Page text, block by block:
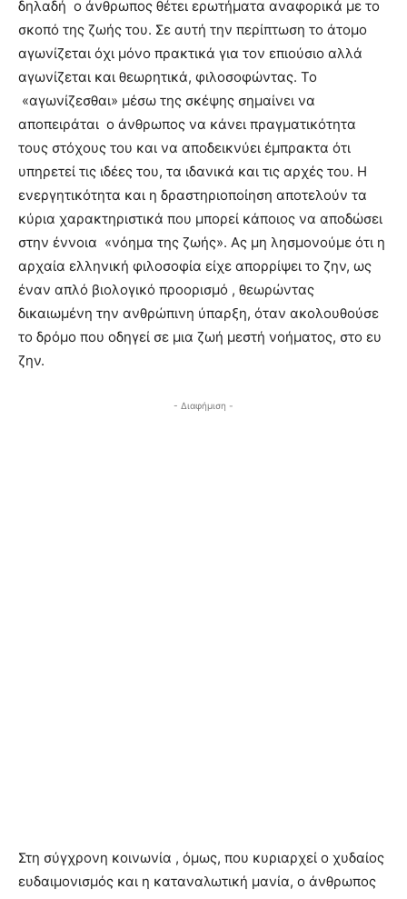
δηλαδή ο άνθρωπος θέτει ερωτήματα αναφορικά με το
σκοπό της ζωής του. Σε αυτή την περίπτωση το άτομο
αγωνίζεται όχι μόνο πρακτικά για τον επιούσιο αλλά
αγωνίζεται και θεωρητικά, φιλοσοφώντας. Το
«αγωνίζεσθαι» μέσω της σκέψης σημαίνει να
αποπειράται ο άνθρωπος να κάνει πραγματικότητα
τους στόχους του και να αποδεικνύει έμπρακτα ότι
υπηρετεί τις ιδέες του, τα ιδανικά και τις αρχές του. Η
ενεργητικότητα και η δραστηριοποίηση αποτελούν τα
κύρια χαρακτηριστικά που μπορεί κάποιος να αποδώσει
στην έννοια «νόημα της ζωής». Ας μη λησμονούμε ότι η
αρχαία ελληνική φιλοσοφία είχε απορρίψει το ζην, ως
έναν απλό βιολογικό προορισμό , θεωρώντας
δικαιωμένη την ανθρώπινη ύπαρξη, όταν ακολουθούσε
το δρόμο που οδηγεί σε μια ζωή μεστή νοήματος, στο ευ
ζην.
- Διαφήμιση -
Στη σύγχρονη κοινωνία , όμως, που κυριαρχεί ο χυδαίος
ευδαιμονισμός και η καταναλωτική μανία, ο άνθρωπος